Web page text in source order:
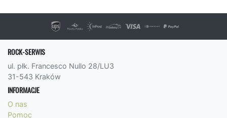
ROCK-SERWIS
ul. płk. Francesco Nullo 28/LU3
31-543 Kraków
INFORMACJE
O nas
Pomoc